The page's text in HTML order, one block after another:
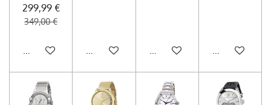
299,99 €
349,00 €
Añadir al carrito Añadir al carrito Añadir al carrito Añadir al